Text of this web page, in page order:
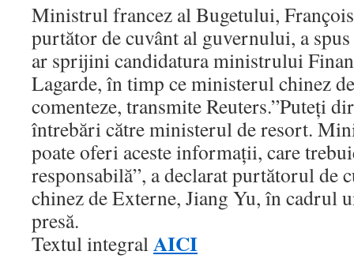
Ministrul francez al Bugetului,
purtător de cuvânt al guvernului, a
ar sprijini candidatura ministrului
Lagarde, în timp ce ministerul chinez
comenteze, transmite Reuters.”Puteţi
întrebări către ministerul de resort.
poate oferi aceste informaţii, care
responsabilă”, a declarat purtătorul de
chinez de Externe, Jiang Yu, în cadrul
presă.
Textul integralAICI